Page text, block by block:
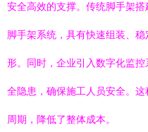
安全高效的支撑。传统脚手架
脚手架系统，具有快速组装、
形。同时，企业引入数字化监
全隐患，确保施工人员安全。
周期，降低了整体成本。